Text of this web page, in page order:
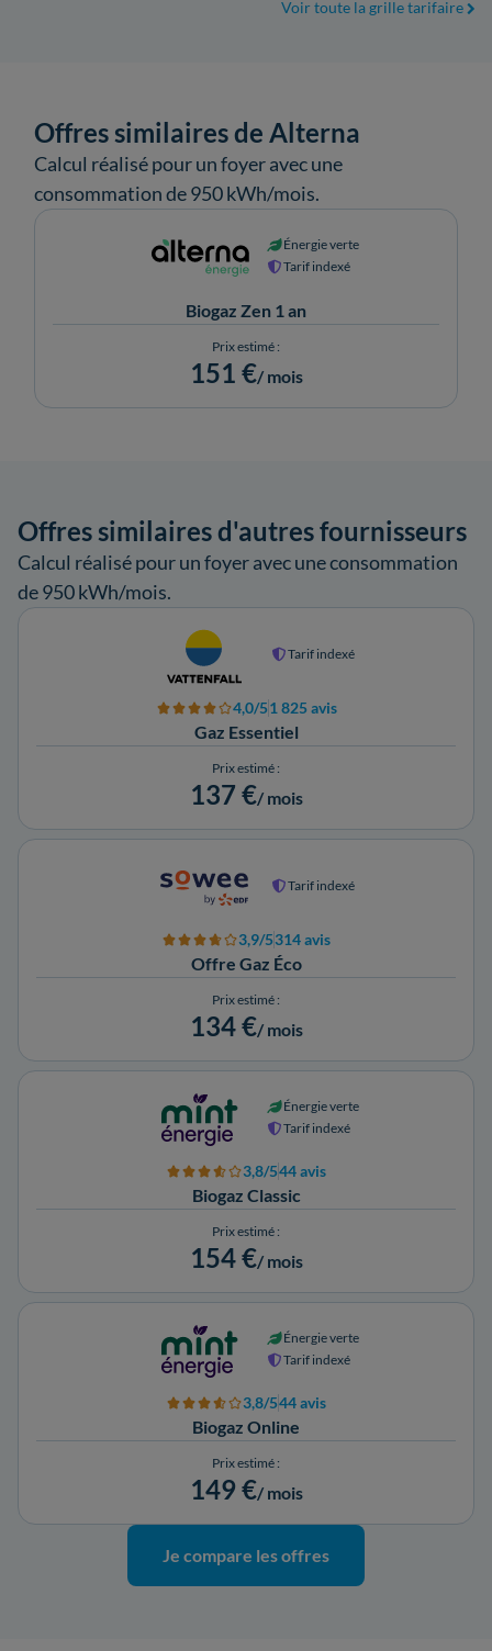
Voir toute la grille tarifaire
Offres similaires de Alterna
Calcul réalisé pour un foyer avec une
consommation de 950 kWh/mois.
Biogaz Zen 1 an
Énergie verte
Tarif indexé
Prix estimé :
151 €/ mois
Offres similaires d'autres fournisseurs
Calcul réalisé pour un foyer avec une consommation
de 950 kWh/mois.
Gaz Essentiel
Tarif indexé
4,0/51 825 avis
Prix estimé :
137 €/ mois
Offre Gaz Éco
Tarif indexé
3,9/5314 avis
Prix estimé :
134 €/ mois
Biogaz Classic
Énergie verte
Tarif indexé
3,8/544 avis
Prix estimé :
154 €/ mois
Biogaz Online
Énergie verte
Tarif indexé
3,8/544 avis
Prix estimé :
149 €/ mois
Je compare les offres